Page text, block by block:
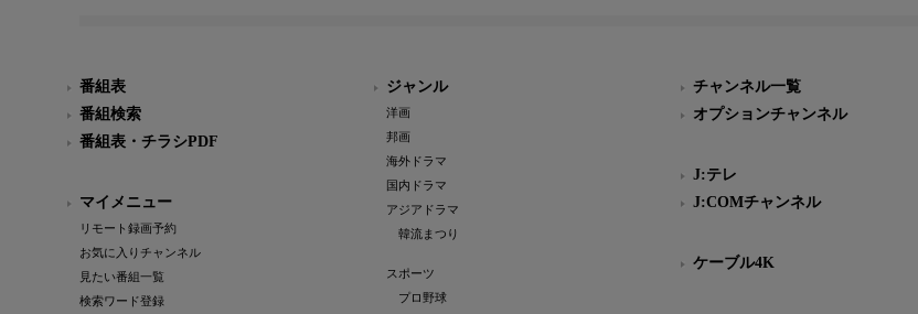
番組表
番組検索
番組表・チラシPDF
マイメニュー
リモート録画予約
お気に入りチャンネル
見たい番組一覧
検索ワード登録
ジャンル
洋画
邦画
海外ドラマ
国内ドラマ
アジアドラマ
韓流まつり
スポーツ
プロ野球
チャンネル一覧
オプションチャンネル
J:テレ
J:COMチャンネル
ケーブル4K